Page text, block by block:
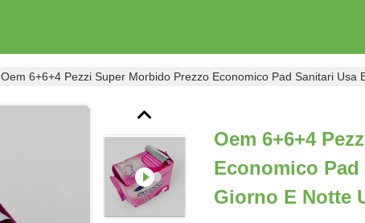
Oem 6+6+4 Pezzi Super Morbido Prezzo Economico Pad Sanitari Usa
Oem 6+6+4
Economico Pad
Giorno E Notte